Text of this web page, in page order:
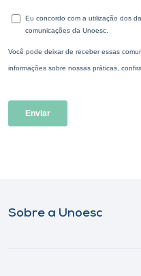
Sobre a Unoesc